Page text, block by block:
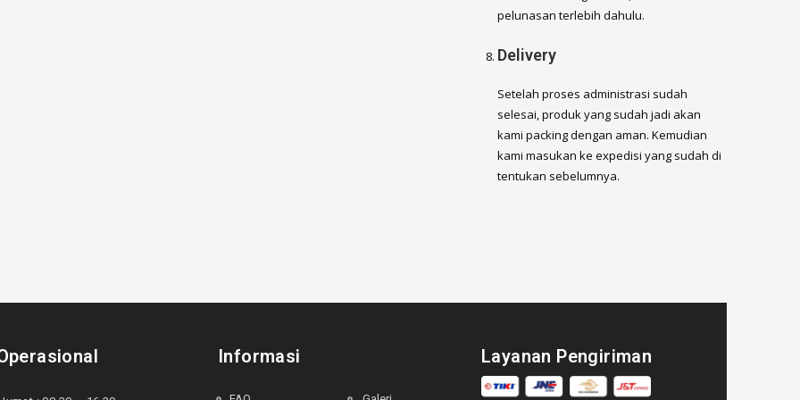
pelunasan terlebih dahulu.
Delivery
Setelah proses administrasi sudah
selesai, produk yang sudah jadi akan
kami packing dengan aman. Kemudian
kami masukan ke expedisi yang sudah di
tentukan sebelumnya.
Informasi Layanan Pengiriman